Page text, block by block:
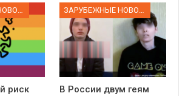
ЗАРУБЕЖНЫЕ НОВОСТИ
риск
ЗАРУБЕЖНЫЕ НОВОСТИ
В России двум геям